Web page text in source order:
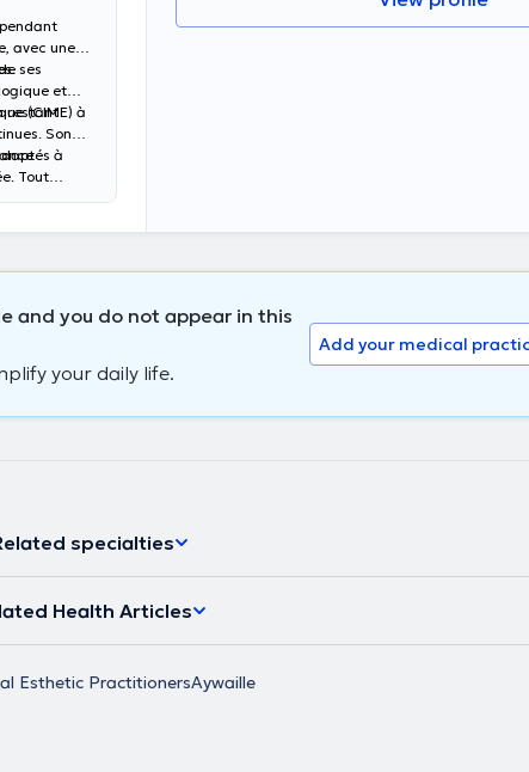
avec une
ses
et
(CIME) à
restant
Son
à
Tout
and you do not appear in this
your daily life.
Add your medical
specialties
Health Articles
Esthetic PractitionersAywaille